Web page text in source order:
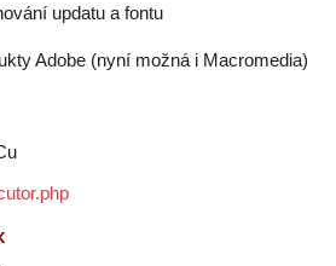
updatu a fontu
Adobe (nyní možná i Macromedia)